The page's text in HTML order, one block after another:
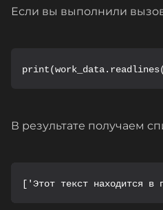
Если вы выполнили
В результате получаем
['Этот текст находится в